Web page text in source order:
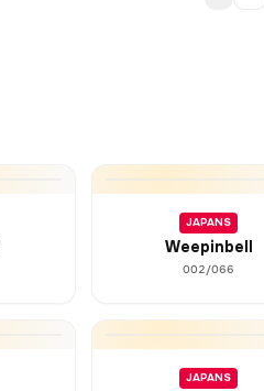
JAPANS
Weepinbell
002/066
JAPANS